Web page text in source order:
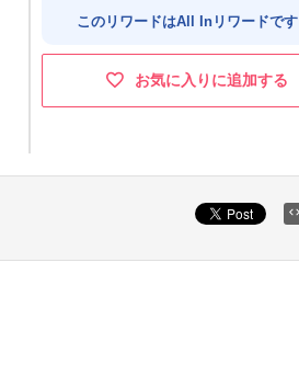
このリワードはAll Inリワードです
お気に入りに追加する